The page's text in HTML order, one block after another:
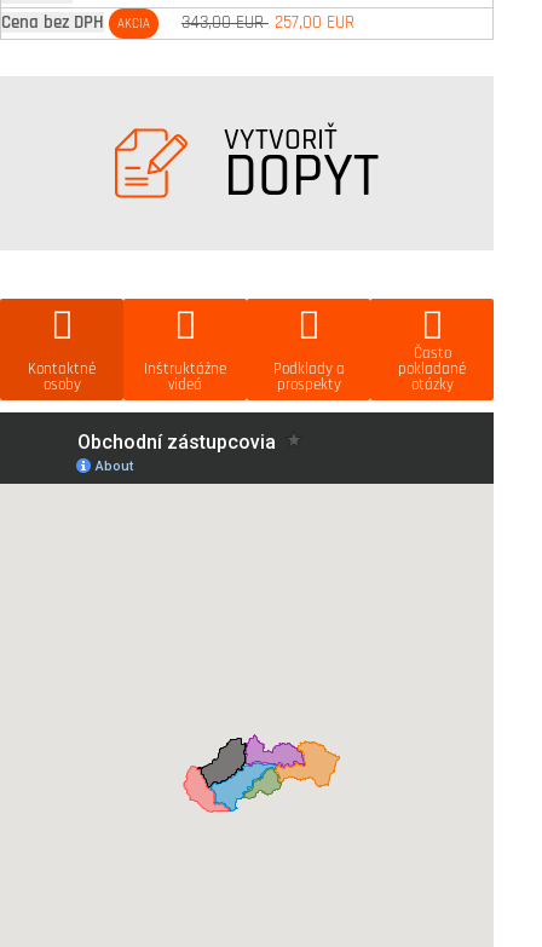
AKCIA 343,00 EUR 257,00 EUR
VYTVORIŤ
DOPYT
Kontaktné
osoby
Inštruktážne
videá
Podklady a
prospekty
Často
pokladané
otázky